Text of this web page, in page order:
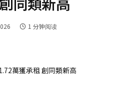
1 分钟阅读